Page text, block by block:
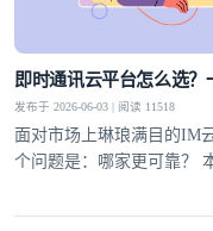
即时通讯云平台怎么选
发布于 2026-06-03 | 阅读 11518
面对市场上琳琅满目的IM
个问题是：哪家更可靠？